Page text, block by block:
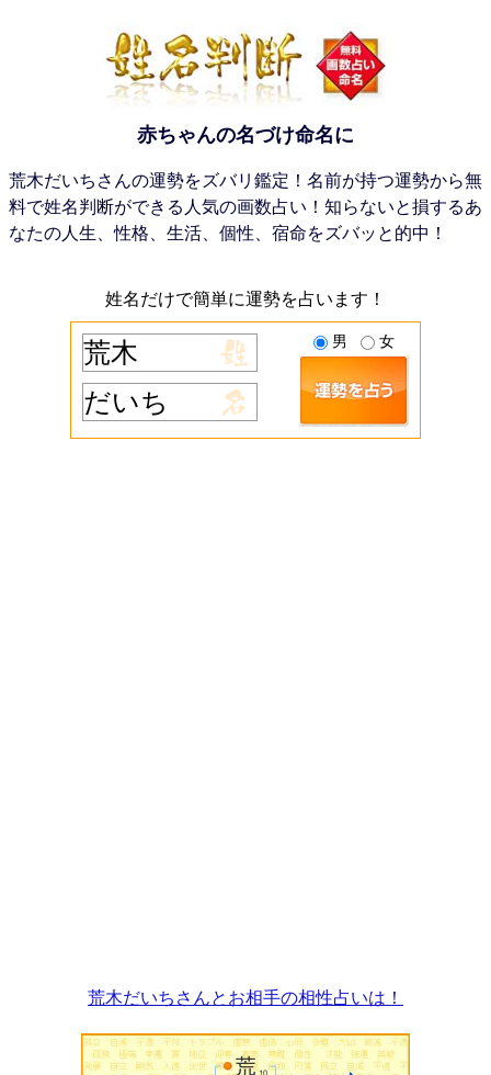
赤ちゃんの名づけ命名に
荒木だいちさんの運勢をズバリ鑑定！名前が持つ運勢から無
料で姓名判断ができる人気の画数占い！知らないと損するあ
なたの人生、性格、生活、個性、宿命をズバッと的中！
姓名だけで簡単に運勢を占います！
男 女
荒木だいちさんとお相手の相性占いは！